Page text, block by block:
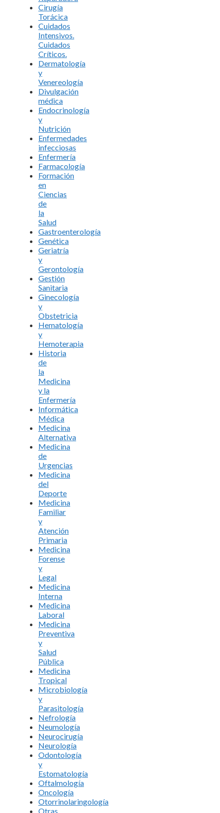
Cirugía
Torácica
Cuidados
Intensivos.
Cuidados
Críticos.
Dermatología
y
Venereología
Divulgación
médica
Endocrinología
y
Nutrición
Enfermedades
infecciosas
Enfermería
Farmacología
Formación
en
Ciencias
de
la
Salud
Gastroenterología
Genética
Geriatría
y
Gerontología
Gestión
Sanitaria
Ginecología
y
Obstetricia
Hematología
y
Hemoterapia
Historia
de
la
Medicina
y la
Enfermería
Informática
Médica
Medicina
Alternativa
Medicina
de
Urgencias
Medicina
del
Deporte
Medicina
Familiar
y
Atención
Primaria
Medicina
Forense
y
Legal
Medicina
Interna
Medicina
Laboral
Medicina
Preventiva
y
Salud
Pública
Medicina
Tropical
Microbiología
y
Parasitología
Nefrología
Neumología
Neurocirugía
Neurología
Odontología
y
Estomatología
Oftalmología
Oncología
Otorrinolaringología
Otras